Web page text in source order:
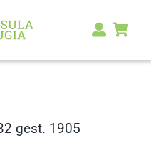
gest. 1905